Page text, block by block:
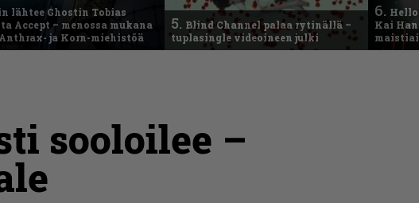
lähtee Ghostin Tobias
Accept – menossa mukana
ja Korn-miehistöä
5. Blind Channel palaa rytinällä –
tuplasingle videoineen julki
6.
Kai
sooloilee –